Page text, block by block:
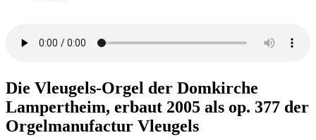
Die Vleugels-Orgel der Domkirche
Lampertheim, erbaut 2005 als op. 377 der
Orgelmanufactur Vleugels